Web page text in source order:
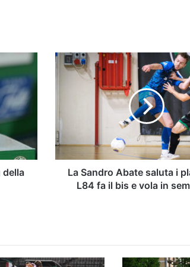
della
La
Sandro
playoff:
la
L84
fa
La Sandro Abate saluta i
L84 fa il bis e vola in